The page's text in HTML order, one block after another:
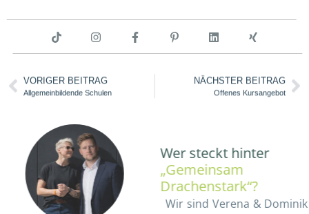
VORIGER BEITRAG
Allgemeinbildende Schulen
NÄCHSTER BEITRAG
Offenes Kursangebot
Wer steckt hinter
„Gemeinsam
Drachenstark“?
Wir sind Verena & Dominik